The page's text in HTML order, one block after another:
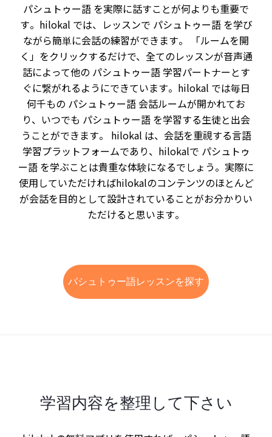
パシュトゥー語 を実際に話すことが何よりも重要で
す。hilokal では、レッスンで パシュトゥー語 を学び
ながら簡単に会話の練習ができます。 「ルームを開
く」をクリックするだけで、全てのレッスンが音声通
話によって他の パシュトゥー語 学習パートナーとす
ぐに繋がれるようにできています。hilokal では毎日
何千もの パシュトゥー語 会話ルームが開かれてお
り、いつでも パシュトゥー語 を学習する生徒と出会
うことができます。 hilokal は、会話を重視する言語
学習プラットフォームであり、hilokalで パシュトゥ
ー語 を学ぶことは貴重な体験になるでしょう。実際に
使用していただければhilokalのコンテンツのほとんど
が会話を目的として設計されていることがお分かりい
ただけると思います。
パシュトゥー語レッスンを探す
学習内容を整理して下さい